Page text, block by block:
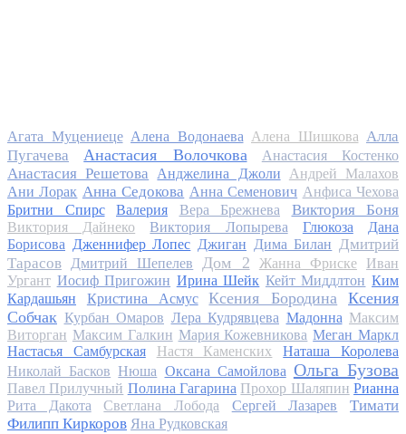
Агата Муцениеце Алена Водонаева Алена Шишкова Алла
Пугачева
Анастасия Волочкова Анастасия Костенко
Анастасия Решетова Анджелина Джоли
Андрей Малахов
Ани Лорак Анна Седокова Анна Семенович Анфиса Чехова
Бритни Спирс
Валерия Вера Брежнева Виктория Боня
Виктория Дайнеко Виктория Лопырева Глюкоза
Дана
Борисова Дженнифер Лопес Джиган Дима Билан Дмитрий
Тарасов
Дмитрий Шепелев Дом 2 Жанна Фриске
Иван
Ургант Иосиф Пригожин Ирина Шейк Кейт Миддлтон Ким
Кардашьян
Кристина Асмус Ксения Бородина
Ксения
Собчак Курбан Омаров Лера Кудрявцева Мадонна Максим
Виторган Максим Галкин Мария Кожевникова Меган Маркл
Настасья Самбурская
Настя Каменских
Наташа Королева
Николай Басков Нюша Оксана Самойлова Ольга Бузова
Павел Прилучный Полина Гагарина Прохор Шаляпин Рианна
Рита Дакота
Светлана Лобода Сергей Лазарев
Тимати
Филипп Киркоров Яна Рудковская